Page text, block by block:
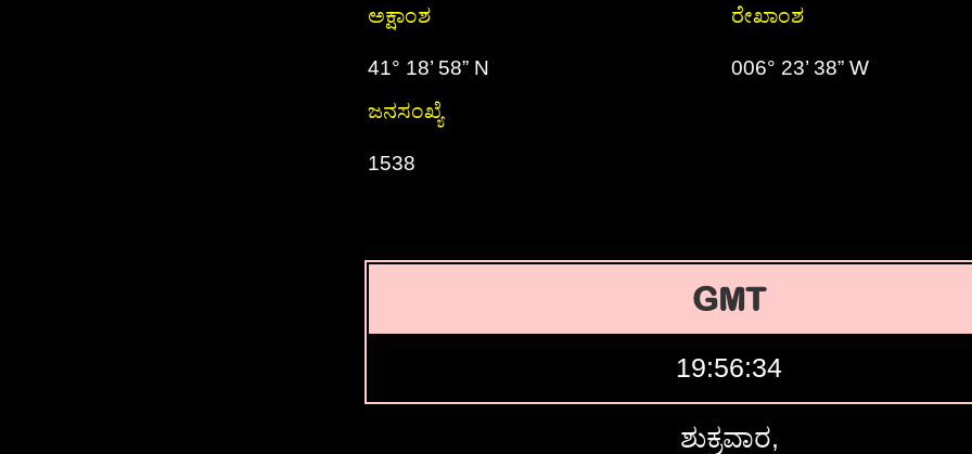
ಅಕ್ಷಾಂಶ
ರೇಖಾಂಶ
41° 18’ 58” N
006° 23’ 38” W
ಜನಸಂಖ್ಯೆ
1538
GMT
19:56:35
ಶುಕ್ರವಾರ,